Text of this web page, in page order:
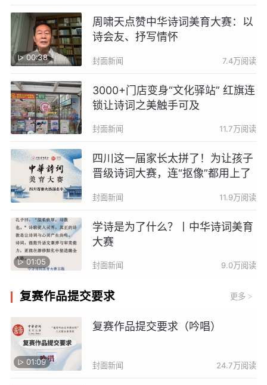
00:38
周啸天点赞中华诗词美育大赛：以
诗会友、抒写情怀
封面新闻 7.4万阅读
3000+门店变身“文化驿站” 红旗连
锁让诗词之美触手可及
封面新闻 11.7万阅读
四川这一届家长太拼了！为让孩子
晋级诗词大赛，连“抠像”都用上了
封面新闻 11.9万阅读
01:05
学诗是为了什么？丨中华诗词美育
大赛
封面新闻 9.0万阅读
复赛作品提交要求 更多 >
01:09
复赛作品提交要求（吟唱）
封面新闻 24.7万阅读